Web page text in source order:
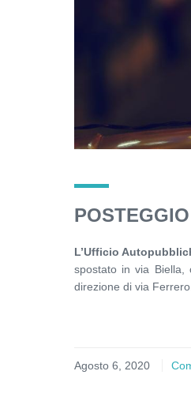
L’Ufficio
spostato in via
direzione di via Ferrero.
Agosto 6, 2020